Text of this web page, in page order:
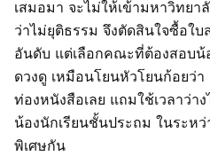
เสมอมา จะไม่ให้เข้ามหาวิทย
ว่าไม่ยุติธรรม จึงตัดสินใจซื้อใ
อันดับ แต่เลือกคณะที่ต้องสอบน้
ดวงดู เหมือนโยนหัวโยนก้อยว่
ท่องหนังสือเลย แถมใช้เวลาว่า
น้องนักเรียนชั้นประถม ในระห
พิเศษกัน